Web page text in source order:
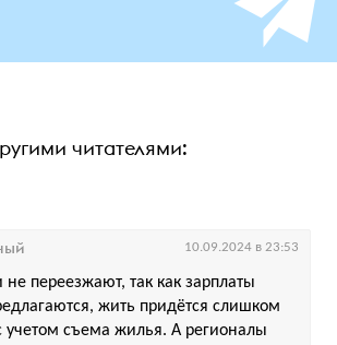
читателями:
переезжают, так как зарплаты
жить придётся слишком
учетом съема жилья. А регионалы
10.09.2024 в 23:53